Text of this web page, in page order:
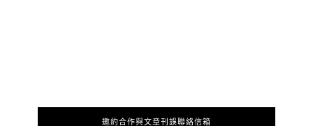
邀約合作與文章刊誤聯絡信箱